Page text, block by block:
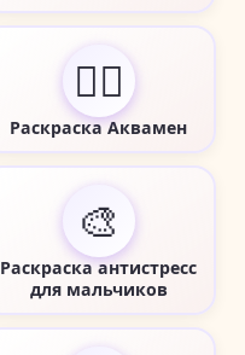
🦸‍♂️
Раскраска Аквамен
🎨
Раскраска антистресс
для мальчиков